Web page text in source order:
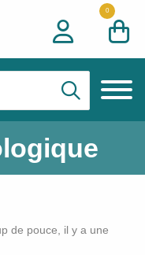
0
de pouce, il y a une